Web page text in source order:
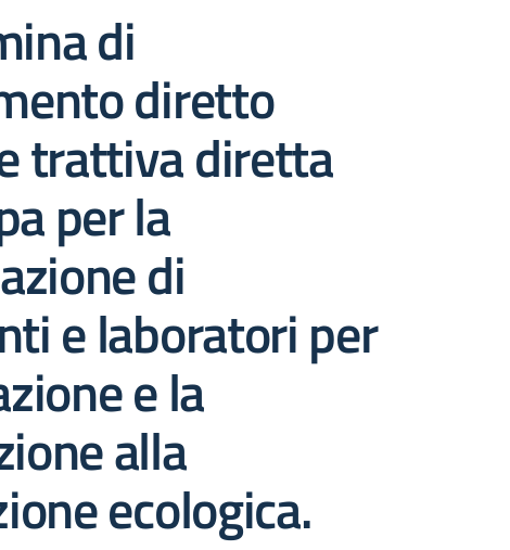
di
diretto
trattiva diretta
per la
di
e laboratori per
e la
alla
ecologica.